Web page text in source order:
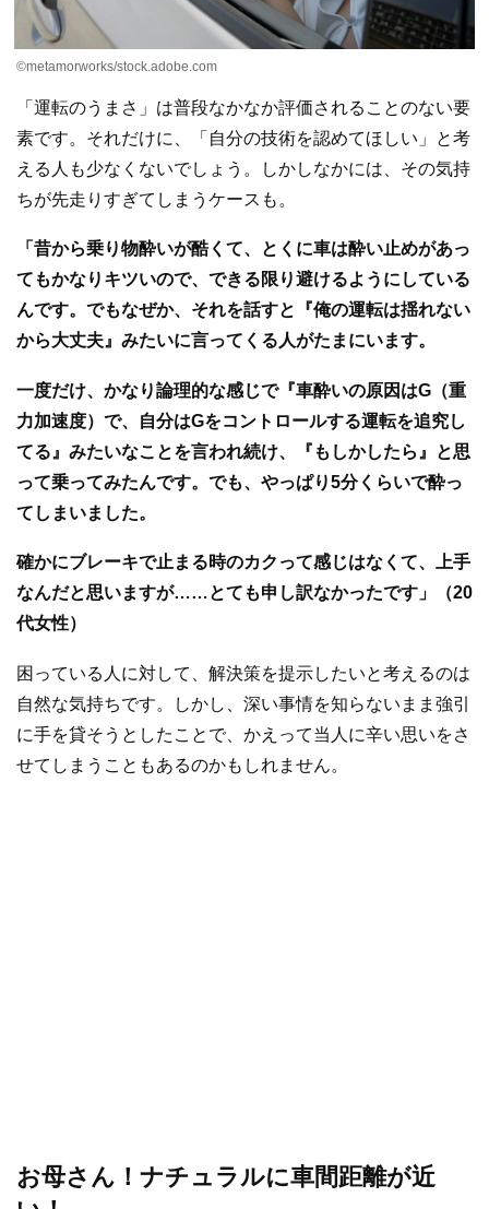
©metamorworks/stock.adobe.com
「運転のうまさ」は普段なかなか評価されることのない要
素です。それだけに、「自分の技術を認めてほしい」と考
える人も少なくないでしょう。しかしなかには、その気持
ちが先走りすぎてしまうケースも。
「昔から乗り物酔いが酷くて、とくに車は酔い止めがあっ
てもかなりキツいので、できる限り避けるようにしている
んです。でもなぜか、それを話すと『俺の運転は揺れない
から大丈夫』みたいに言ってくる人がたまにいます。
一度だけ、かなり論理的な感じで『車酔いの原因はG（重
力加速度）で、自分はGをコントロールする運転を追究し
てる』みたいなことを言われ続け、『もしかしたら』と思
って乗ってみたんです。でも、やっぱり5分くらいで酔っ
てしまいました。
確かにブレーキで止まる時のカクって感じはなくて、上手
なんだと思いますが……とても申し訳なかったです」（20
代女性）
困っている人に対して、解決策を提示したいと考えるのは
自然な気持ちです。しかし、深い事情を知らないまま強引
に手を貸そうとしたことで、かえって当人に辛い思いをさ
せてしまうこともあるのかもしれません。
お母さん！ナチュラルに車間距離が近